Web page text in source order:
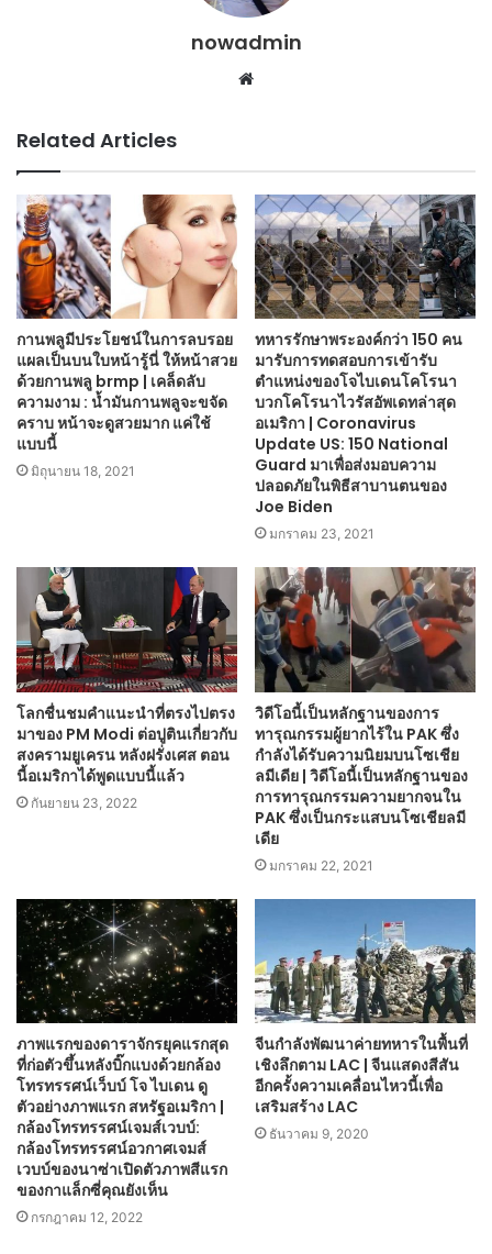
nowadmin
Website
Related Articles
กานพลูมีประโยชน์ในการลบรอย
แผลเป็นบนใบหน้ารู้นี่ ให้หน้าสวย
ด้วยกานพลู brmp | เคล็ดลับ
ความงาม : น้ำมันกานพลูจะขจัด
คราบ หน้าจะดูสวยมาก แค่ใช้
แบบนี้
มิถุนายน 18, 2021
ทหารรักษาพระองค์กว่า 150 คน
มารับการทดสอบการเข้ารับ
ตำแหน่งของโจไบเดนโคโรนา
บวกโคโรนาไวรัสอัพเดทล่าสุด
อเมริกา | Coronavirus
Update US: 150 National
Guard มาเพื่อส่งมอบความ
ปลอดภัยในพิธีสาบานตนของ
Joe Biden
มกราคม 23, 2021
โลกชื่นชมคำแนะนำที่ตรงไปตรง
มาของ PM Modi ต่อปูตินเกี่ยวกับ
สงครามยูเครน หลังฝรั่งเศส ตอน
นี้อเมริกาได้พูดแบบนี้แล้ว
กันยายน 23, 2022
วิดีโอนี้เป็นหลักฐานของการ
ทารุณกรรมผู้ยากไร้ใน PAK ซึ่ง
กำลังได้รับความนิยมบนโซเชีย
ลมีเดีย | วิดีโอนี้เป็นหลักฐานของ
การทารุณกรรมความยากจนใน
PAK ซึ่งเป็นกระแสบนโซเชียลมี
เดีย
มกราคม 22, 2021
ภาพแรกของดาราจักรยุคแรกสุด
ที่ก่อตัวขึ้นหลังบิ๊กแบงด้วยกล้อง
โทรทรรศน์เว็บบ์ โจ ไบเดน ดู
ตัวอย่างภาพแรก สหรัฐอเมริกา |
กล้องโทรทรรศน์เจมส์เวบบ์:
กล้องโทรทรรศน์อวกาศเจมส์
เวบบ์ของนาซ่าเปิดตัวภาพสีแรก
ของกาแล็กซี่คุณยังเห็น
กรกฎาคม 12, 2022
จีนกำลังพัฒนาค่ายทหารในพื้นที่
เชิงลึกตาม LAC | จีนแสดงสีสัน
อีกครั้งความเคลื่อนไหวนี้เพื่อ
เสริมสร้าง LAC
ธันวาคม 9, 2020